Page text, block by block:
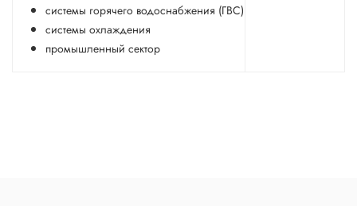
системы горячего водоснабжения (ГВС)
системы охлаждения
промышленный сектор